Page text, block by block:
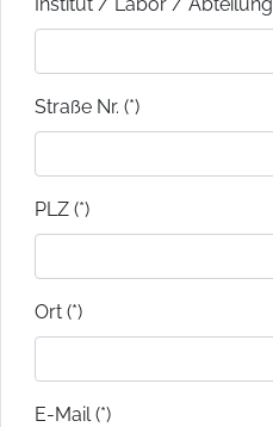
Straße Nr. (*)
PLZ (*)
Ort (*)
E-Mail (*)